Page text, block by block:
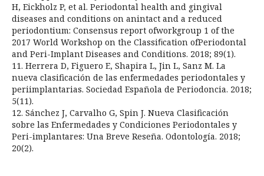
H, Eickholz P, et al. Periodontal health and gingival
diseases and conditions on anintact and a reduced
periodontium: Consensus report ofworkgroup 1 of the
2017 World Workshop on the Classiﬁcation ofPeriodontal
and Peri-Implant Diseases and Conditions. 2018; 89(1).
11. Herrera D, Figuero E, Shapira L, Jin L, Sanz M. La
nueva clasificación de las enfermedades periodontales y
periimplantarias. Sociedad Española de Periodoncia. 2018;
5(11).
12. Sánchez J, Carvalho G, Spin J. Nueva Clasificación
sobre las Enfermedades y Condiciones Periodontales y
Peri-implantares: Una Breve Reseña. Odontología. 2018;
20(2).